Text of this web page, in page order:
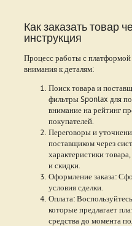
Как заказать товар
инструкция
Процесс работы с
внимания к деталям:
Поиск товара и
фильтры Sponlax для
внимание на рейтинг
покупателей.
Переговоры и
поставщиком через
характеристики
и скидки.
Оформление заказа:
условия сделки.
Оплата:
которые предлагает
средства до момента